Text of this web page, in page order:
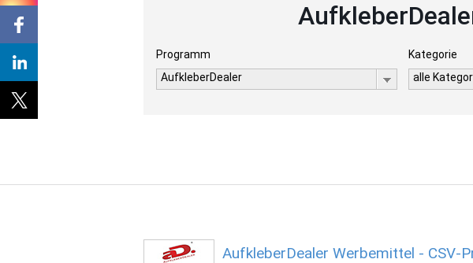
Programm
AufkleberDealer
Kategorie
alle
AufkleberDealer Werbemittel - CSV-